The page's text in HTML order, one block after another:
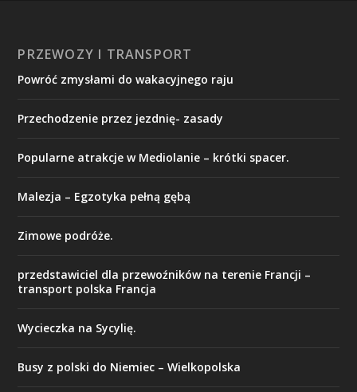
PRZEWOZY I TRANSPORT
Powróć zmysłami do wakacyjnego raju
Przechodzenie przez jezdnię- zasady
Popularne atrakcje w Mediolanie – krótki spacer.
Malezja – Egzotyka pełną gębą
Zimowe podróże.
przedstawiciel dla przewoźników na terenie Francji –
transport polska Francja
Wycieczka na Sycylię.
Busy z polski do Niemiec – Wielkopolska